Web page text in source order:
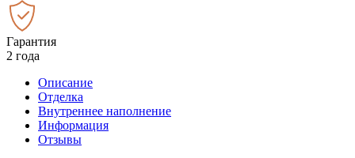
Гарантия
2 года
Описание
Отделка
Внутреннее наполнение
Информация
Отзывы